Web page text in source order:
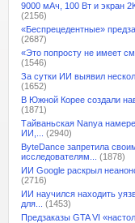
9000 мАч, 100 Вт и экран
(2156)
«Беспрецедентные»
(2687)
«Это попросту не имеет
(1546)
За сутки ИИ выявил
(1652)
В Южной Корее создали
(1871)
Тайваньская Nanya
ИИ,...
(2940)
ByteDance запретила
исследователям...
(1878)
ИИ Google раскрыл
(2716)
ИИ научился находить
для...
(1453)
Предзаказы GTA VI